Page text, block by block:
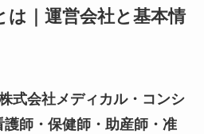
は｜運営会社と基本情
式会社メディカル・コンシ
護師・保健師・助産師・准